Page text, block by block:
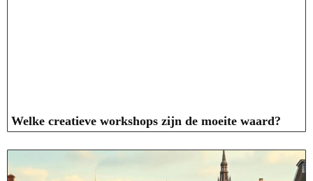
Welke creatieve workshops zijn de moeite waard?